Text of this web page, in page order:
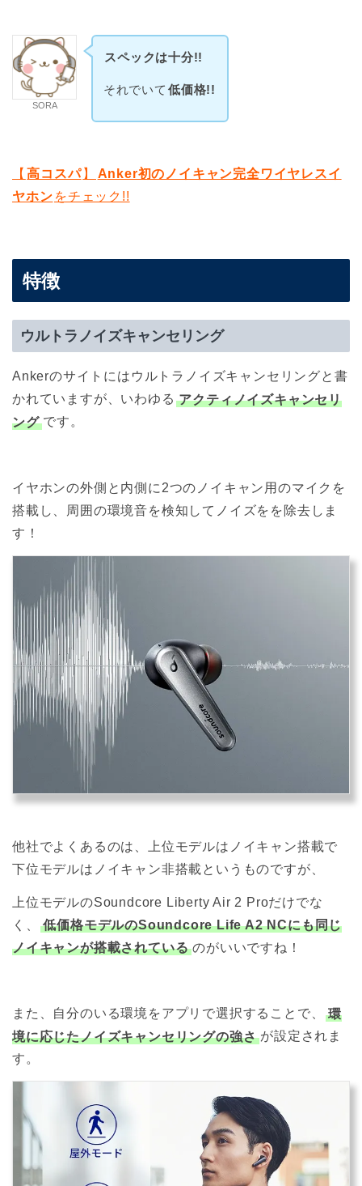
SORA
スペックは十分!!
それでいて 低価格!!
【 高コスパ 】
Anker初のノイキャン完全ワイヤレスイ
ヤホン をチェック!!
特徴
ウルトラノイズキャンセリング
Ankerのサイトにはウルトラノイズキャンセリングと書
かれていますが、いわゆる アクティノイズキャンセリ
ング です。
イヤホンの外側と内側に2つのノイキャン用のマイクを
搭載し、周囲の環境音を検知してノイズをを除去しま
す！
他社でよくあるのは、上位モデルはノイキャン搭載で
下位モデルはノイキャン非搭載というものですが、
上位モデルのSoundcore Liberty Air 2 Proだけでな
く、
低価格モデルのSoundcore Life A2 NCにも同じ
ノイキャンが搭載されている のがいいですね！
また、自分のいる環境をアプリで選択することで、
環
境に応じたノイズキャンセリングの強さ が設定されま
す。